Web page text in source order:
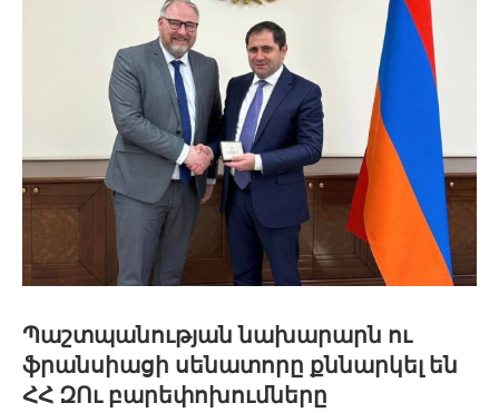
Պաշտպանության նախարարն ու
ֆրանսիացի սենատորը քննարկել են
ՀՀ ԶՈւ բարեփոխումները